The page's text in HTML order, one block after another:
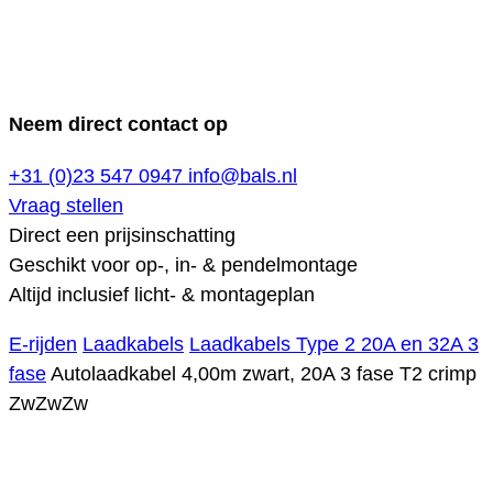
Neem direct contact op
+31 (0)23 547 0947 info@bals.nl
Vraag stellen
Direct een prijsinschatting
Geschikt voor op-, in- & pendelmontage
Altijd inclusief licht- & montageplan
E-rijden Laadkabels Laadkabels Type 2 20A en 32A 3
fase Autolaadkabel 4,00m zwart, 20A 3 fase T2 crimp
ZwZwZw